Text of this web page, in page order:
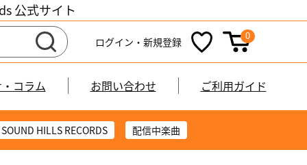
公式サイト
ログイン・新規登録 0
コラム お問い合わせ ご利用ガイド
SOUND HILLS RECORDS 配信中楽曲